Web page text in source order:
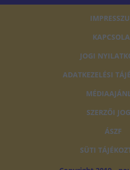
JOGI
ADATKEZELÉSI
SZERZŐI
ÁSZF
SÜTI